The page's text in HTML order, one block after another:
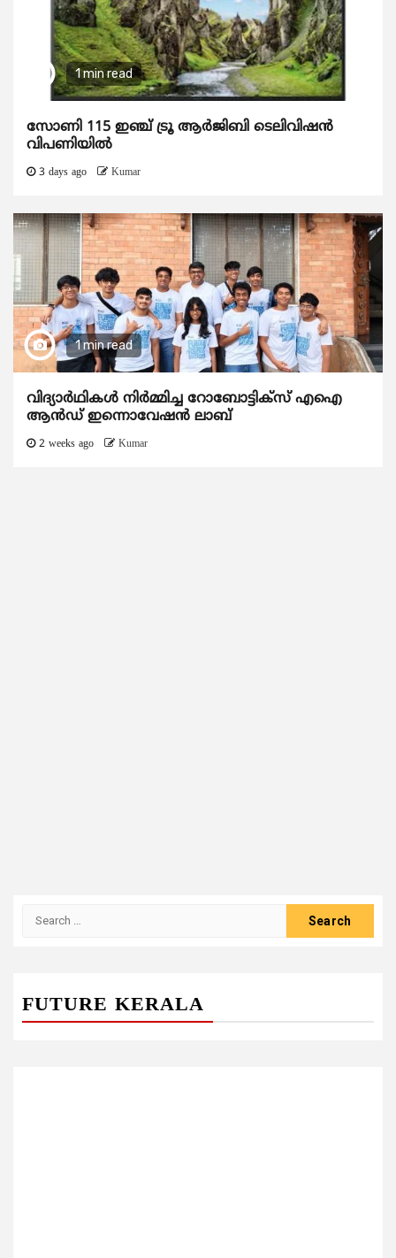
1 min read
സോണി 115 ഇഞ്ച് ട്രൂ ആർജിബി ടെലിവിഷൻ
വിപണിയിൽ
3 days ago Kumar
1 min read
വിദ്യാര്‍ഥികള്‍ നിര്‍മ്മിച്ച റോബോട്ടിക്സ് എഐ
ആന്‍ഡ് ഇന്നൊവേഷന്‍ ലാബ്
2 weeks ago Kumar
FUTURE KERALA